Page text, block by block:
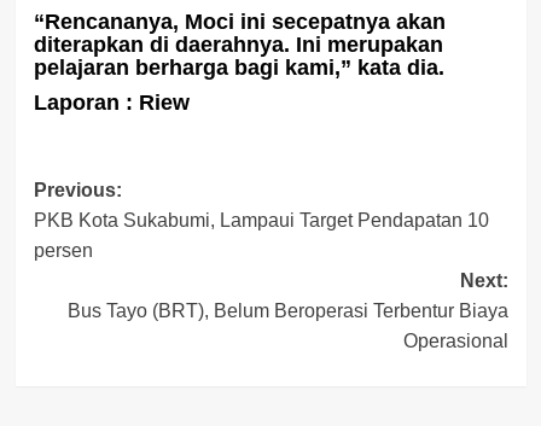
“Rencananya, Moci ini secepatnya akan
diterapkan di daerahnya. Ini merupakan
pelajaran berharga bagi kami,” kata dia.
Laporan : Riew
Post
navigation
Previous:
PKB Kota Sukabumi, Lampaui Target Pendapatan 10
persen
Next:
Bus Tayo (BRT), Belum Beroperasi Terbentur Biaya
Operasional